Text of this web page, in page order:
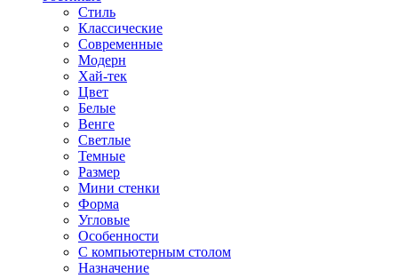
Стиль
Классические
Современные
Модерн
Хай-тек
Цвет
Белые
Венге
Светлые
Темные
Размер
Мини стенки
Форма
Угловые
Особенности
С компьютерным столом
Назначение